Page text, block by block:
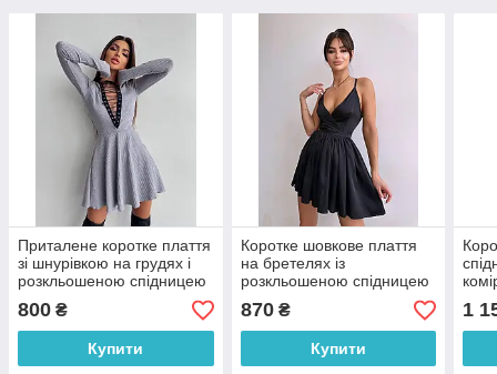
Приталене коротке плаття
зі шнурівкою на грудях і
розкльошеною спідницею
(р. S, M) 66035090Е
800 ₴
Купити
Коротке шовкове плаття
на бретелях із
розкльошеною спідницею
і шнурівкою на спині (р. S,
M) 66035296Е
870₴
Купити
1